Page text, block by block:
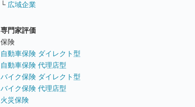
└ 広域企業
専門家評価
保険
自動車保険 ダイレクト型
自動車保険 代理店型
バイク保険 ダイレクト型
バイク保険 代理店型
火災保険